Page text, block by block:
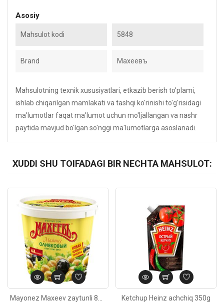
Asosiy
Mahsulot kodi 5848
Brand Махеевъ
Mahsulotning texnik xususiyatlari, etkazib berish to'plami,
ishlab chiqarilgan mamlakati va tashqi ko'rinishi to'g'risidagi
ma'lumotlar faqat ma'lumot uchun mo'ljallangan va nashr
paytida mavjud bo'lgan so'nggi ma'lumotlarga asoslanadi.
XUDDI SHU TOIFADAGI BIR NECHTA MAHSULOT:
Kod: 4266
Ketchup Heinz achchiq 350g